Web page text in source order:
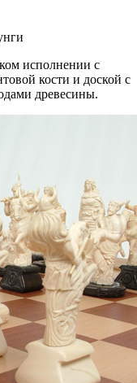
исполнении с
кости и доской с
древесины.